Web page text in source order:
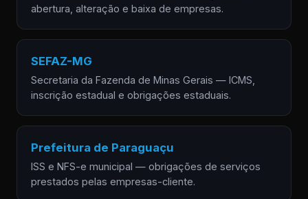
abertura, alteração e baixa de empresas.
SEFAZ-MG
Secretaria da Fazenda de Minas Gerais — ICMS,
inscrição estadual e obrigações estaduais.
Prefeitura de Paraguaçu
ISS e NFS-e municipal — obrigações de serviços
prestados pelas empresas-cliente.